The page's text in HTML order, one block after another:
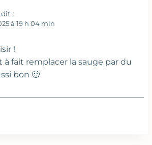
dit :
à 19 h 04 min
!
fait remplacer la sauge par du
bon 🙂